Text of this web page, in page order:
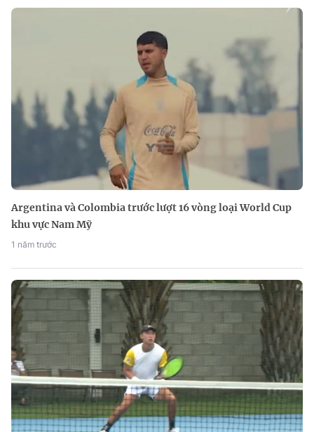
Argentina và Colombia trước lượt 16 vòng loại World Cup
khu vực Nam Mỹ
1 năm trước